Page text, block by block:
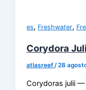
es, Freshwater,
Corydora
atlasreef/28
Corydoras julii —